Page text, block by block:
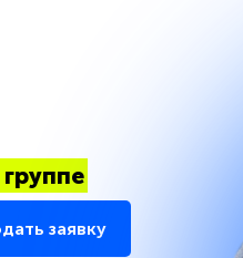
заявку